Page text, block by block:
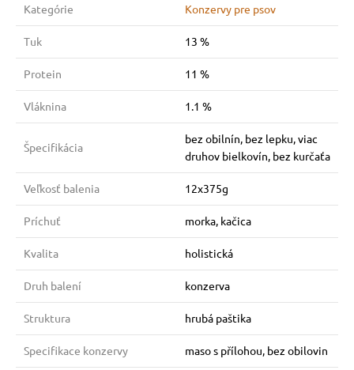
Kategórie Konzervy pre psov
Tuk 13 %
Protein 11 %
Vláknina 1.1 %
Špecifikácia
bez obilnín, bez lepku, viac
druhov bielkovín, bez kurčaťa
Veľkosť balenia 12x375g
Príchuť morka, kačica
Kvalita holistická
Druh balení konzerva
Struktura hrubá paštika
Specifikace konzervy maso s přílohou, bez obilovin